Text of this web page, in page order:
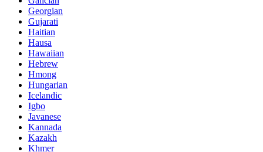
Georgian
Gujarati
Haitian
Hausa
Hawaiian
Hebrew
Hmong
Hungarian
Icelandic
Igbo
Javanese
Kannada
Kazakh
Khmer